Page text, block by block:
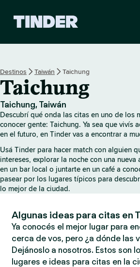
o
d
e
i
n
d
r
Destinos Taiwán Taichung
Taichung
Taichung, Taiwán
Descubrí qué onda las citas en uno de los
conocer gente: Taichung. Ya sea que vivís
en el futuro, en Tinder vas a encontrar a
Usá Tinder para hacer match con alguien
intereses, explorar la noche con una
en un bar local o juntarte en un café a
pasear por los lugares típicos para
lo mejor de la ciudad.
Algunas ideas para citas en
Ya conocés el mejor lugar para
cerca de vos, pero ¿a dónde las
Dejánoslo a nosotros. Estos son
lugares e ideas para citas en la